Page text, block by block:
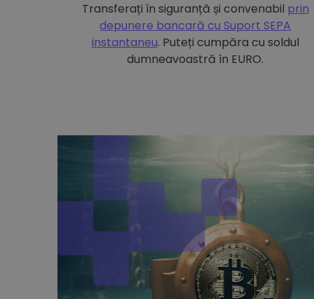
Transferați în siguranță și convenabil prin
depunere bancară cu Suport SEPA
instantaneu. Puteți cumpăra cu soldul
dumneavoastră în EURO.